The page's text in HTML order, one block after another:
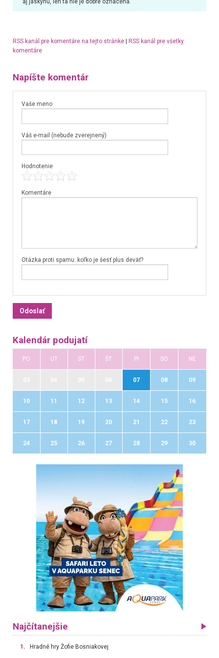
aj jaskynu, len ta nie je dobre oznacena.
RSS kanál pre komentáre na tejto stránke|
RSS kanál pre všetky
komentáre
Napíšte komentár
Vaše meno
Váš e-mail (nebude zverejnený)
Hodnotenie
Komentáre
Otázka proti spamu: koľko je šesť plus deväť?
Kalendár podujatí
PO UT ST ŠT PI SO NE
07 08 09
10 11 12 13 14 15 16
17 18 19 20 21 22 23
24 25 26 27 28 29 30
Najčítanejšie
1. Hradné hry Žofie Bosniakovej